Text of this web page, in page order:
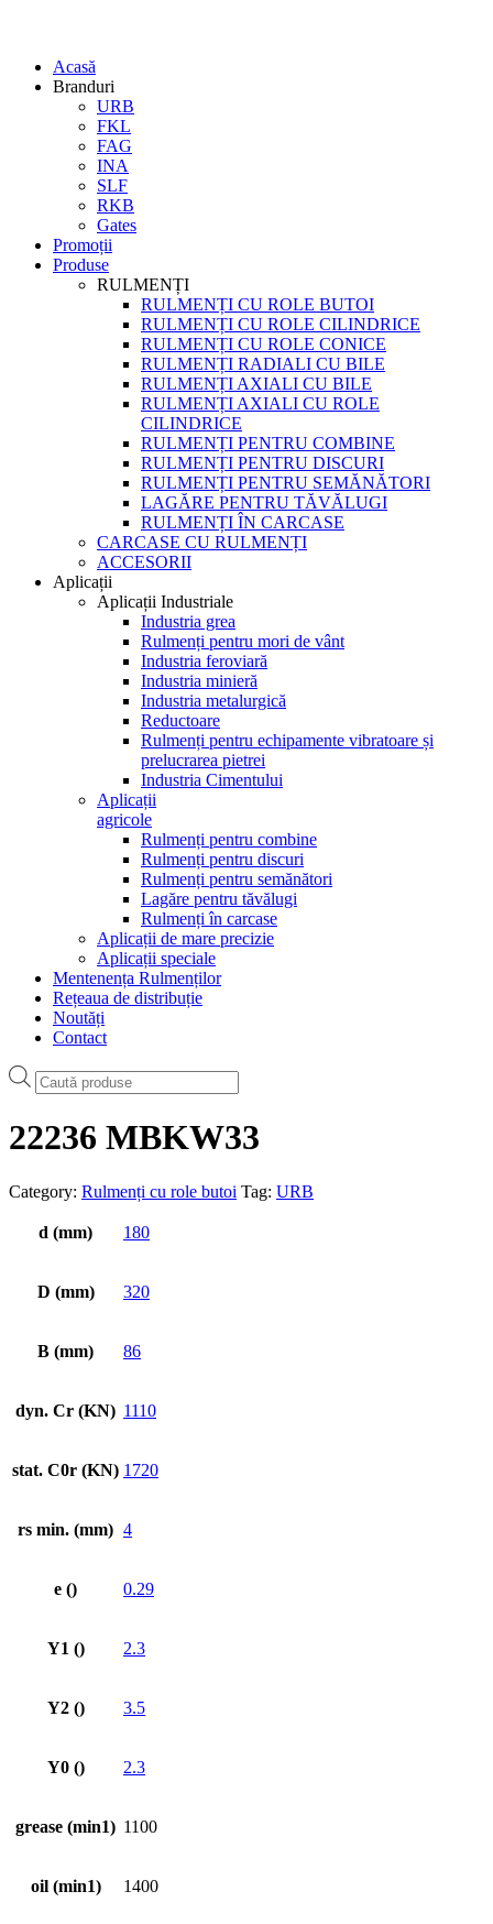
Acasă
Branduri
URB
FKL
FAG
INA
SLF
RKB
Gates
Promoții
Produse
RULMENȚI
RULMENȚI CU ROLE BUTOI
RULMENȚI CU ROLE CILINDRICE
RULMENȚI CU ROLE CONICE
RULMENȚI RADIALI CU BILE
RULMENȚI AXIALI CU BILE
RULMENȚI AXIALI CU ROLE
CILINDRICE
RULMENȚI PENTRU COMBINE
RULMENȚI PENTRU DISCURI
RULMENȚI PENTRU SEMĂNĂTORI
LAGĂRE PENTRU TĂVĂLUGI
RULMENȚI ÎN CARCASE
CARCASE CU RULMENȚI
ACCESORII
Aplicații
Aplicații Industriale
Industria grea
Rulmenți pentru mori de vânt
Industria feroviară
Industria minieră
Industria metalurgică
Reductoare
Rulmenți pentru echipamente vibratoare și
prelucrarea pietrei
Industria Cimentului
Aplicații
agricole
Rulmenți pentru combine
Rulmenți pentru discuri
Rulmenți pentru semănători
Lagăre pentru tăvălugi
Rulmenți în carcase
Aplicații de mare precizie
Aplicații speciale
Mentenența Rulmenților
Rețeaua de distribuție
Noutăți
Contact
Products
search
22236 MBKW33
Category: Rulmenți cu role butoi Tag: URB
d (mm) 180
D (mm) 320
B (mm) 86
dyn. Cr (KN) 1110
stat. C0r (KN) 1720
rs min. (mm) 4
e () 0.29
Y1 () 2.3
Y2 () 3.5
Y0 () 2.3
grease (min1) 1100
oil (min1) 1400